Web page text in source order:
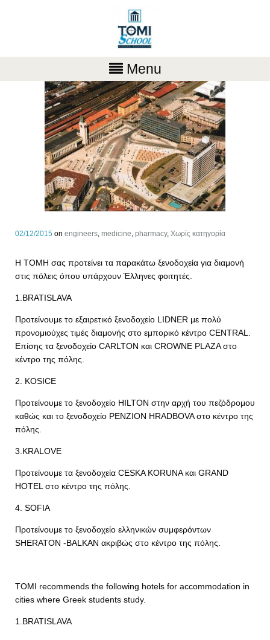
Menu
02/12/2015 on engineers, medicine, pharmacy, Χωρίς κατηγορία
Η ΤΟΜΗ σας προτείνει τα παρακάτω ξενοδοχεία για διαμονή
στις πόλεις όπου υπάρχουν Έλληνες φοιτητές.
1.BRATISLAVA
Προτείνουμε το εξαιρετικό ξενοδοχείο LIDNER με πολύ
προνομιούχες τιμές διαμονής στο εμπορικό κέντρο CENTRAL.
Επίσης τα ξενοδοχείο CARLTON και CROWNE PLAZA στο
κέντρο της πόλης.
2. KOSICE
Προτείνουμε το ξενοδοχείο HILTON στην αρχή του πεζόδρομου
καθώς και το ξενοδοχείο PENZION HRADBOVA στο κέντρο της
πόλης.
3.KRALOVE
Προτείνουμε τα ξενοδοχεία CESKA KORUNA και GRAND
HOTEL στο κέντρο της πόλης.
4. SOFIA
Προτείνουμε το ξενοδοχείο ελληνικών συμφερόντων
SHERATON -BALKAN ακριβώς στο κέντρο της πόλης.
TOMI recommends the following hotels for accommodation in
cities where Greek students study.
1.BRATISLAVA